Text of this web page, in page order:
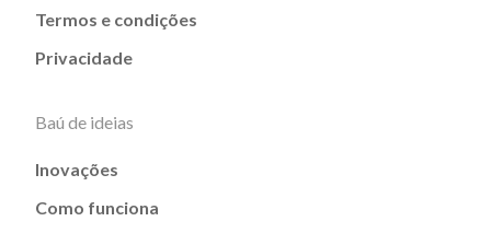
Termos e condições
Privacidade
Baú de ideias
Inovações
Como funciona